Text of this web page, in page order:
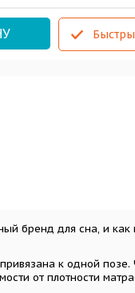
бренд для сна, и как
к одной позе.
от плотности